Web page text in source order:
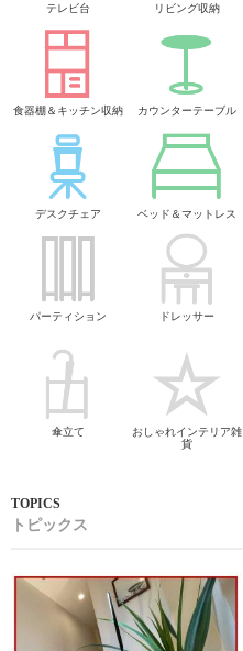
テレビ台 リビング収納
食器棚＆キッチン収納 カウンターテーブル
デスクチェア ベッド＆マットレス
パーティション ドレッサー
傘立て
おしゃれインテリア雑
貨
トピックス